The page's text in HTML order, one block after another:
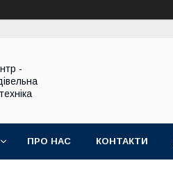
-
ПРО НАС КОНТАКТИ